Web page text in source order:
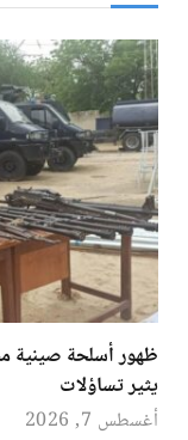
ظهور أسلحة صينية
يثير تساؤلات
أغسطس 7, 2026